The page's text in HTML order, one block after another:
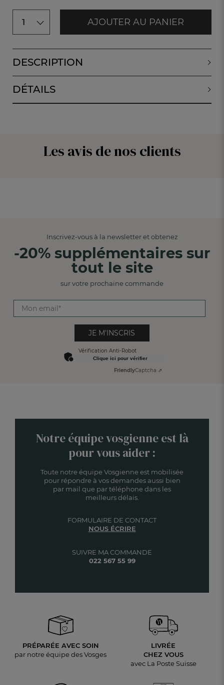
1 AJOUTER AU PANIER
DESCRIPTION
DÉTAILS
Les avis de nos clients
Inscrivez-vous à la newsletter et obtenez
-20% supplémentaires sur
tout le site
sur votre prochaine commande
JE M'INSCRIS
Vérification Anti-Robot
Clique ici pour vérifier
FriendlyCaptcha ⇗
Notre équipe vosgienne est là
pour vous aider :
Toute notre équipe Vosgienne est mobilisée
pour répondre à vos demandes aussi bien
par mail que par téléphone dans les
meilleurs délais.
SUIVRE MA COMMANDE
022 567 55 99
FORMULAIRE DE CONTACT
NOUS ÉCRIRE
PRÉPARÉE AVEC SOIN
par notre équipe des Vosges
LIVRÉE
CHEZ VOUS
avec La Poste Suisse